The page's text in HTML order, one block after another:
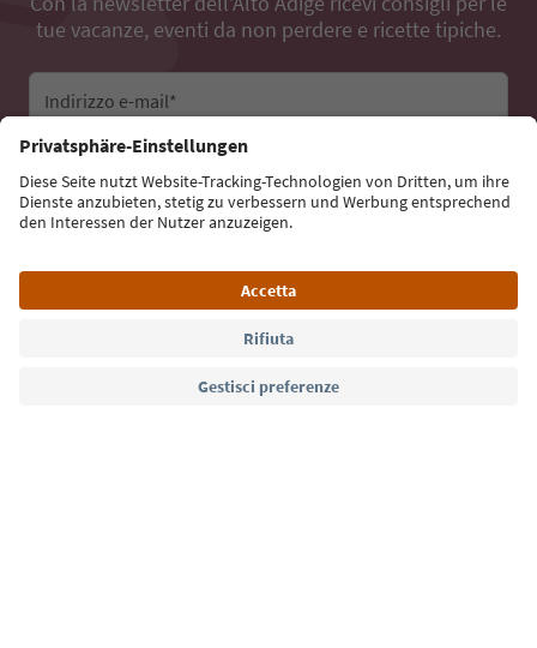
tue vacanze, eventi da non perdere e ricette tipiche.
Indirizzo e-mail*
Iscriviti alla newsletter